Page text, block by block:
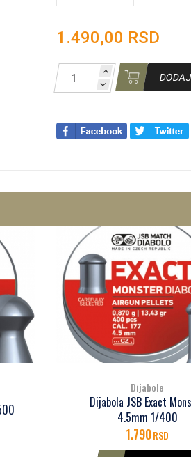
1.490,00 RSD
Dijabole
Dijabola JSB Exact Beast
1/250
900RSD